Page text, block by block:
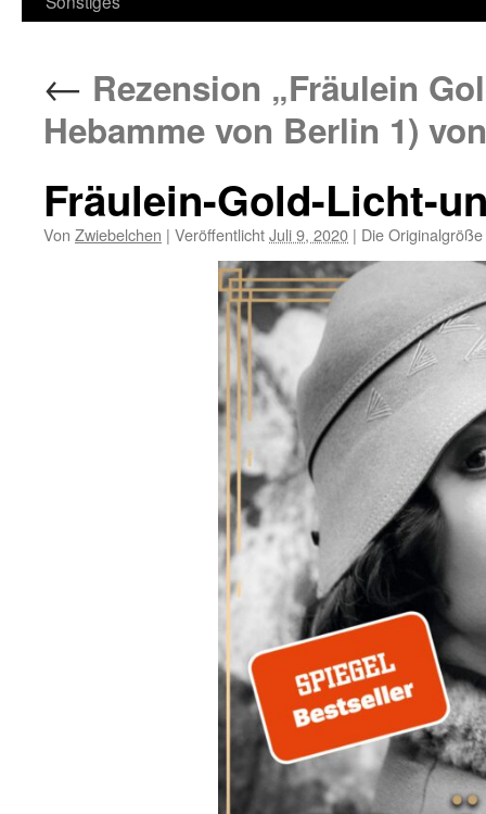
← Rezension „Fräulein
Hebamme von Berlin 1)
Fräulein-Gold-Licht-
Von Zwiebelchen | VeröffentlichtJuli 9, 2020 | Die